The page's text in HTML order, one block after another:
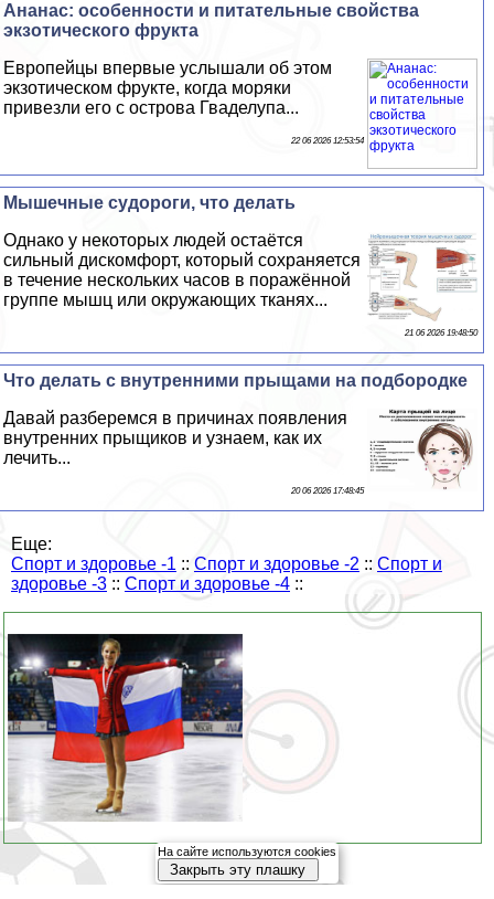
Ананас: особенности и питательные свойства
экзотического фрукта
Европейцы впервые услышали об этом
экзотическом фрукте, когда моряки
привезли его с острова Гваделупа...
22 06 2026 12:53:54
Мышечные судороги, что делать
Однако у некоторых людей остаётся
сильный дискомфорт, который сохраняется
в течение нескольких часов в поражённой
группе мышц или окружающих тканях...
21 06 2026 19:48:50
Что делать с внутренними прыщами на подбородке
Давай разберемся в причинах появления
внутренних прыщиков и узнаем, как их
лечить...
20 06 2026 17:48:45
Еще:
Спорт и здоровье -1 :: Спорт и здоровье -2 :: Спорт и
здоровье -3 :: Спорт и здоровье -4 ::
На сайте используются cookies
Закрыть эту плашку